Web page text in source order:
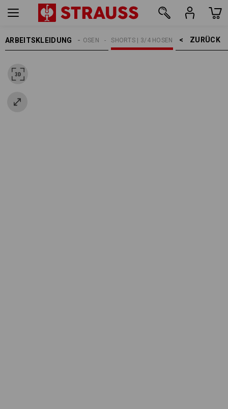
ARBEITSKLEIDUNG ZURÜCK    >
SHORTS | 3/4 HOSEN
ARBEITSHOSEN
HERREN